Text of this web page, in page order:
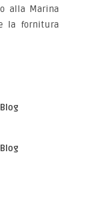
alla Marina
la fornitura